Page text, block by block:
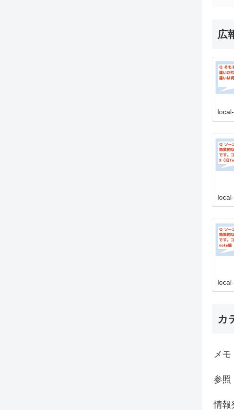
広
カ
メモ
参照
情報